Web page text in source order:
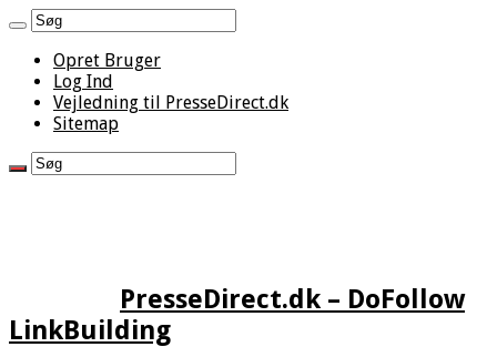
Opret Bruger
Log Ind
Vejledning til PresseDirect.dk
Sitemap
PresseDirect.dk – DoFollow
LinkBuilding